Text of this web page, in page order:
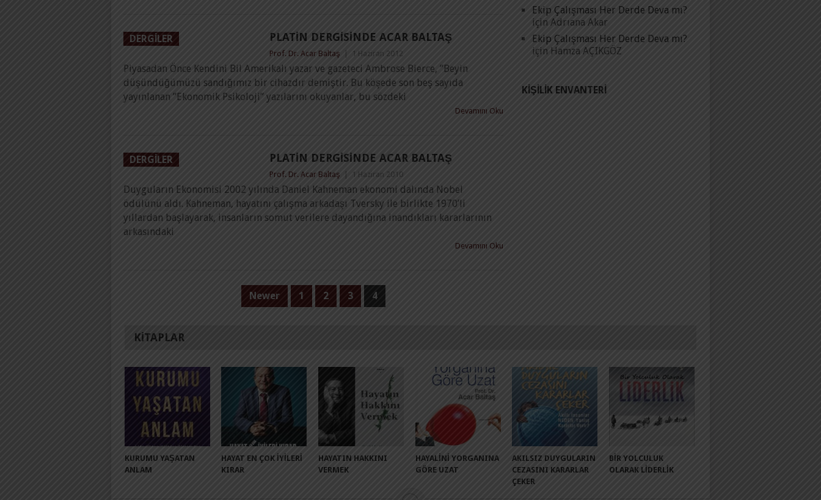
DERGILER PLATIN DERGISINDE ACAR BALTAŞ
Prof. Dr. Acar Baltaş 1 Haziran 2012
Piyasadan Önce Kendini Bil Amerikalı yazar ve gazeteci Ambrose Bierce, ”Beyin
düşündüğümüzü sandığımız bir cihazdır demiştir. Bu köşede son beş sayıda
yayınlanan ”Ekonomik Psikoloji” yazılarını okuyanlar, bu sözdeki
Devamını Oku
DERGILER PLATIN DERGISINDE ACAR BALTAŞ
Prof. Dr. Acar Baltaş 1 Haziran 2010
Duyguların Ekonomisi 2002 yılında Daniel Kahneman ekonomi dalında Nobel
ödülünü aldı. Kahneman, hayatını çalışma arkadaşı Tversky ile birlikte 1970’li
yıllardan başlayarak, insanların somut verilere dayandığına inandıkları kararlarının
arkasındaki
Devamını Oku
Newer 1 2 3 4
Ekip Çalışması Her Derde Deva mı?
için Adrıana Akar
Ekip Çalışması Her Derde Deva mı?
için Hamza AÇIKGÖZ
KIŞILIK ENVANTERI
KITAPLAR
KURUMU YAŞATAN
ANLAM
HAYAT EN ÇOK İYILERI
KIRAR
HAYATIN HAKKINI
VERMEK
HAYALINI YORGANINA
GÖRE UZAT
AKILSIZ DUYGULARIN
CEZASINI KARARLAR
ÇEKER
BIR YOLCULUK
OLARAK LIDERLIK